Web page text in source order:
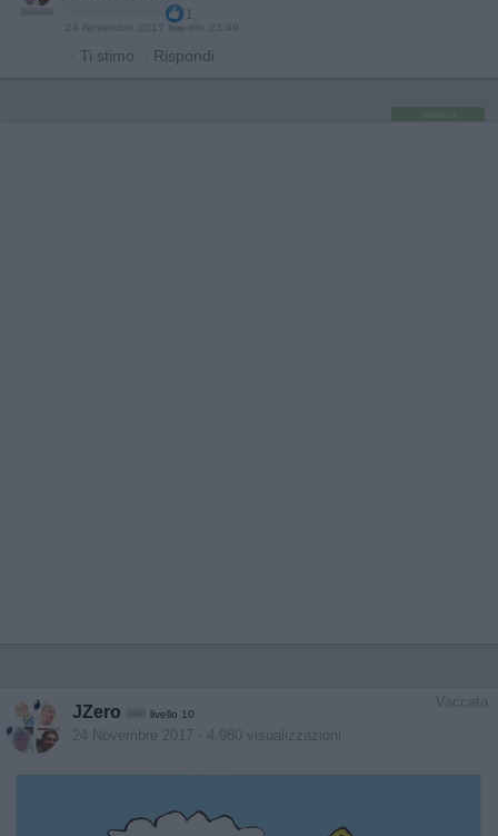
1
24 Novembre 2017 alle ore 23:49
· Ti stimo · Rispondi
pubblicità
Vaccata
JZero livello 10
24 Novembre 2017 - 4.980 visualizzazioni